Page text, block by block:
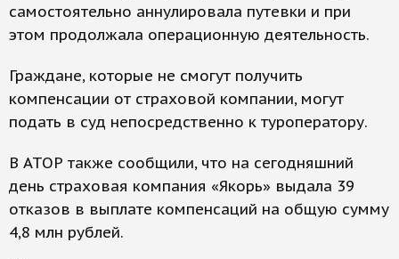
самостоятельно аннулировала путевки и при
этом продолжала операционную деятельность.
Граждане, которые не смогут получить
компенсации от страховой компании, могут
подать в суд непосредственно к туроператору.
В АТОР также сообщили, что на сегодняшний
день страховая компания «Якорь» выдала 39
отказов в выплате компенсаций на общую сумму
4,8 млн рублей.